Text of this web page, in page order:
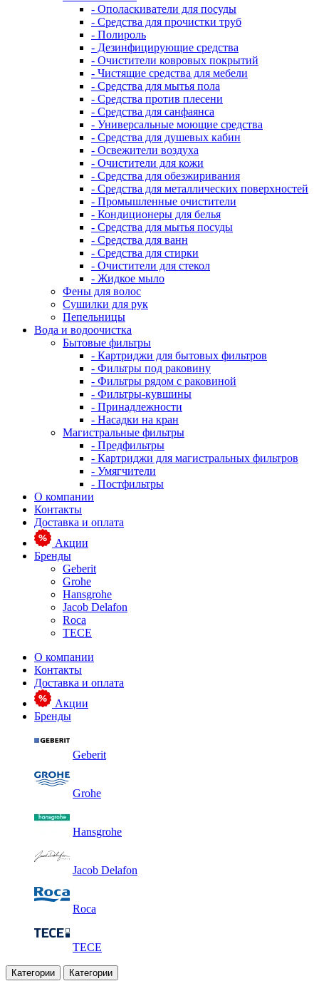
- Ополаскиватели для посуды
- Средства для прочистки труб
- Полироль
- Дезинфицирующие средства
- Очистители ковровых покрытий
- Чистящие средства для мебели
- Средства для мытья пола
- Средства против плесени
- Средства для санфаянса
- Универсальные моющие средства
- Средства для душевых кабин
- Освежители воздуха
- Очистители для кожи
- Средства для обезжиривания
- Средства для металлических поверхностей
- Промышленные очистители
- Кондиционеры для белья
- Средства для мытья посуды
- Средства для ванн
- Средства для стирки
- Очистители для стекол
- Жидкое мыло
Фены для волос
Сушилки для рук
Пепельницы
Вода и водоочистка
Бытовые фильтры
- Картриджи для бытовых фильтров
- Фильтры под раковину
- Фильтры рядом с раковиной
- Фильтры-кувшины
- Принадлежности
- Насадки на кран
Магистральные фильтры
- Предфильтры
- Картриджи для магистральных фильтров
- Умягчители
- Постфильтры
О компании
Контакты
Доставка и оплата
Акции
Бренды
Geberit
Grohe
Hansgrohe
Jacob Delafon
Roca
TECE
О компании
Контакты
Доставка и оплата
Акции
Бренды
Geberit
Grohe
Hansgrohe
Jacob Delafon
Roca
TECE
Категории Категории